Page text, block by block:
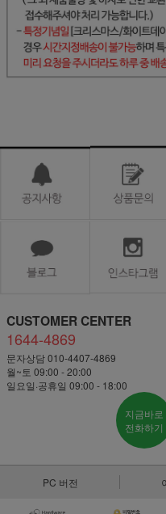
CUSTOMER CENTER
1644-4869
문자상담 010-4407-4869
월~토 09:00 - 20:00
일요일·공휴일 09:00 - 18:00
지금바로
전화하기
PC 버전